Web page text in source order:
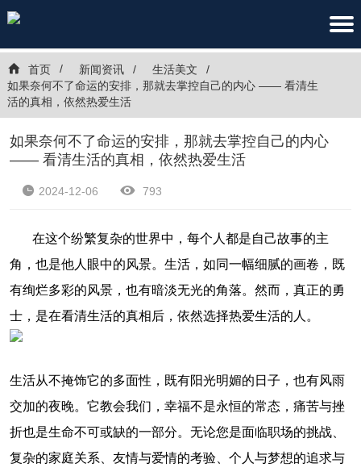
首页 新闻资讯
生活美文
如果奈何不了命运的安排，那就去掌控自己的内心 —— 看清生
活的真相，依然热爱生活
如果奈何不了命运的安排，那就去掌控自己的内心
—— 看清生活的真相，依然热爱生活
2024-12-06 793
在这个纷繁复杂的世界中，每个人都是自己故事的主
角，也是他人眼中的风景。生活，如同一幅细腻的画卷，既
有绚烂多彩的风景，也有暗淡无光的角落。然而，真正的勇
士，是在看清生活的真相后，依然选择热爱生活的人。
生活从不掩饰它的多面性，既有阳光明媚的日子，也有风雨
交加的夜晚。它教会我们，幸福不是永恒的常态，痛苦与挫
折也是生命不可或缺的一部分。无论您是面临职场的挑战、
复杂的家庭关系、友情与爱情的考验、个人与梦想的追求与